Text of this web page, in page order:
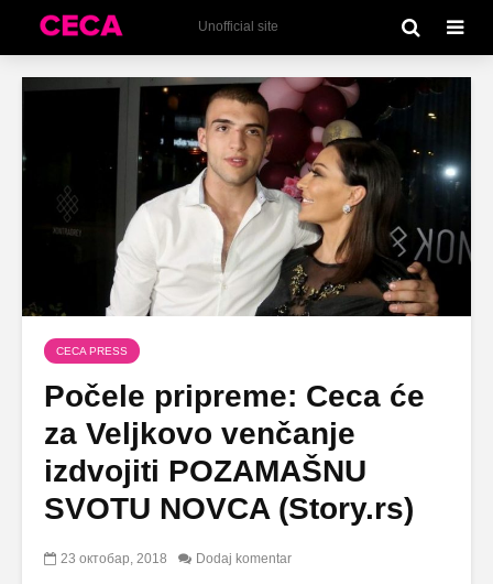
Unofficial site
CECA PRESS
Počele pripreme: Ceca će
za Veljkovo venčanje
izdvojiti POZAMAŠNU
SVOTU NOVCA (Story.rs)
23 октобар, 2018 Dodaj komentar